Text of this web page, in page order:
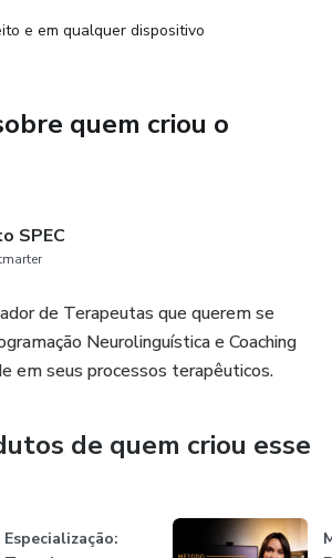
no outro
e em qualquer dispositivo
quem criou o
SPEC
de Terapeutas que querem se
Neurolinguística e Coaching
em seus processos terapêuticos.
de quem criou esse
Especialização: